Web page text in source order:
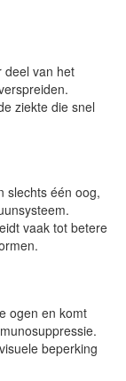
deel van het
ziekte die snel
slechts één oog,
vaak tot betere
ogen en komt
beperking